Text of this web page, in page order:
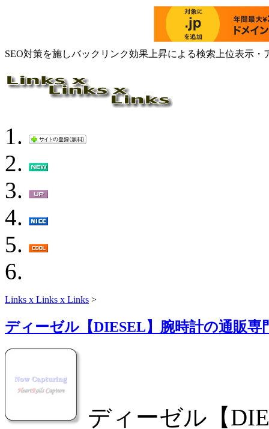
SEO対策を施しバックリンク効果上昇による検索上位表示
Links x Links x Links >
ディーゼル【DIESEL】腕時計の通販専
ディーゼル【